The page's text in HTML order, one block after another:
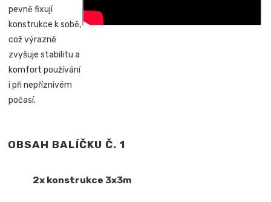
pevně fixují
konstrukce k sobě,
což výrazně
zvyšuje stabilitu a
komfort používání
i při nepříznivém
počasí.
OBSAH BALÍČKU Č. 1
2x konstrukce 3x3m